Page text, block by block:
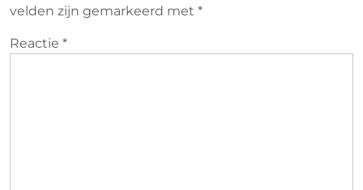
velden zijn gemarkeerd met *
Reactie *